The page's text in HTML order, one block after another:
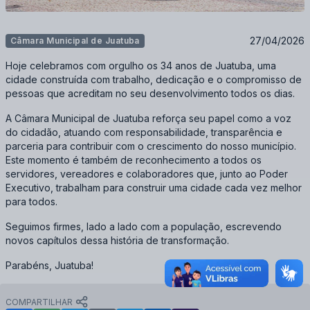
Câmara Municipal de Juatuba 27/04/2026
Hoje celebramos com orgulho os 34 anos de Juatuba, uma
cidade construída com trabalho, dedicação e o compromisso de
pessoas que acreditam no seu desenvolvimento todos os dias.
A Câmara Municipal de Juatuba reforça seu papel como a voz
do cidadão, atuando com responsabilidade, transparência e
parceria para contribuir com o crescimento do nosso município.
Este momento é também de reconhecimento a todos os
servidores, vereadores e colaboradores que, junto ao Poder
Executivo, trabalham para construir uma cidade cada vez melhor
para todos.
Seguimos firmes, lado a lado com a população, escrevendo
novos capítulos dessa história de transformação.
Parabéns, Juatuba!
COMPARTILHAR